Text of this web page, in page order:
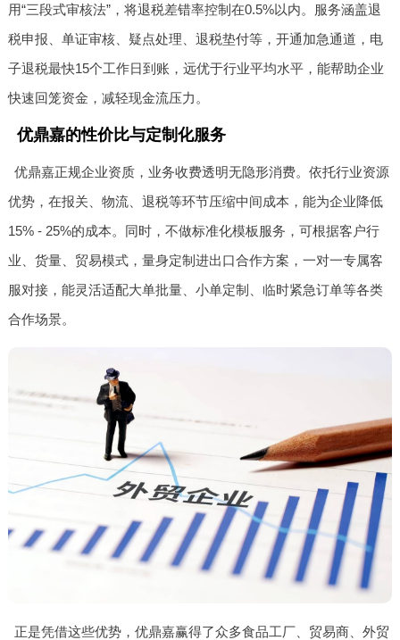
用“三段式审核法”，将退税差错率控制在0.5%以内。服务涵盖退
税申报、单证审核、疑点处理、退税垫付等，开通加急通道，电
子退税最快15个工作日到账，远优于行业平均水平，能帮助企业
快速回笼资金，减轻现金流压力。
优鼎嘉的性价比与定制化服务
优鼎嘉正规企业资质，业务收费透明无隐形消费。依托行业资源
优势，在报关、物流、退税等环节压缩中间成本，能为企业降低
15% - 25%的成本。同时，不做标准化模板服务，可根据客户行
业、货量、贸易模式，量身定制进出口合作方案，一对一专属客
服对接，能灵活适配大单批量、小单定制、临时紧急订单等各类
合作场景。
正是凭借这些优势，优鼎嘉赢得了众多食品工厂、贸易商、外贸